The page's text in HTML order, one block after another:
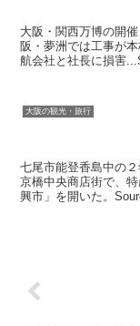
大阪・関西万博の開
阪・夢洲では工事が
航会社と社長に損害
大阪の観光・旅行
七尾市能登香島中の
京橋中央商店街で、
興市」を開いた。